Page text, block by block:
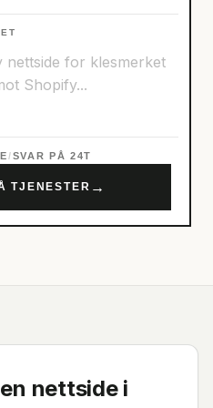
/SVAR PÅ 24T
TJENESTER →
nettside i